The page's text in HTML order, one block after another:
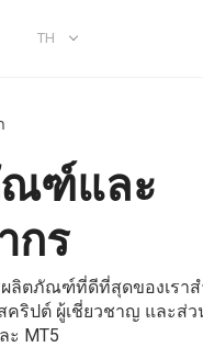
TH
ฑ์และ
กร
ลิตภัณฑ์ที่ดีที่สุดของเราส
คริปต์ ผู้เชี่ยวชาญ และส่ว
ะ MT5